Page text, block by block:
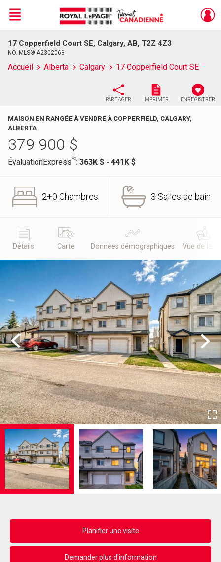
Live
En Direct
Menu
17 Copperfield Court SE, Calgary, AB, T2Z 4Z3
NO. MLS® A2302063
Accueil Alberta Calgary 17 Copperfield Court SE
PARTAGER IMPRIMER ENREGISTRER
MAISON EN RANGÉE À VENDRE À COPPERFIELD, CALGARY,
ALBERTA
379 900 $
ÉvaluationExpressMC: 363K $ - 441K $
2+0 Chambres 3 Salles de bain
Détails Carte Données démographiques Vue de la
Previous Next
Planifier une visite
Demander plus d'information